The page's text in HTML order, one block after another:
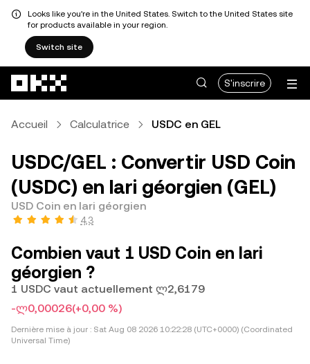
Looks like you're in the United States. Switch to the United States site
for products available in your region.
Switch site
S'inscrire
Accueil Calculatrice USDC en GEL
USDC/GEL : Convertir USD Coin
(USDC) en lari géorgien (GEL)
USD Coin en lari géorgien
4,3
Combien vaut 1 USD Coin en lari
géorgien ?
1 USDC vaut actuellement ლ2,6179
-ლ0,00026(+0,00 %)
Dernière mise à jour : Sat Aug 08 2026 10:22:28 (UTC+0000) (Coordinated
Universal Time)